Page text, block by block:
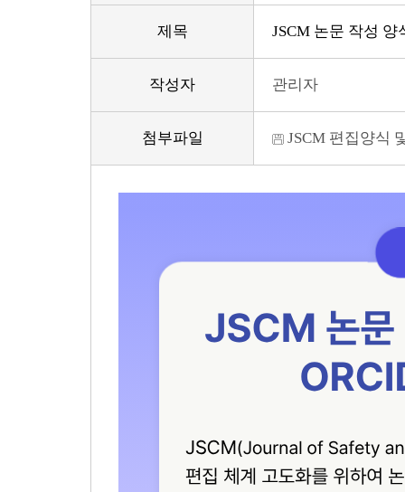
제목 JSCM 논문 작성
작성자 관리자
첨부파일 JSCM 편집양식